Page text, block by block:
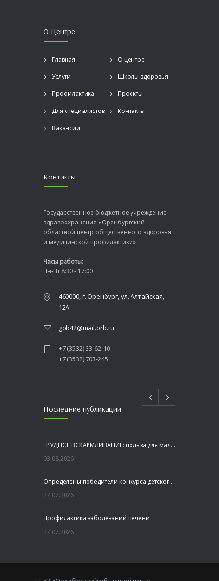
О Центре
Главная О центре
Услуги Школы здоровья
Профилактика Проекты
Для специалистов Контакты
Вакансии
Контакты
Государственное бюджетное учреждение
здравоохранения «Оренбургский
областной центр общественного здоровья
и медицинской профилактики»
Часы работы:
Пн-Пт 8:30 - 17:00
460000, г. Оренбург, ул. Алтайская,
12А
gob42@mail.orb.ru
+7 (3532) 33-62-10
+7 (3532) 703-245
Последние публикации
ГРУДНОЕ ВСКАРМЛИВАНИЕ: польза для малыша и мамы
03.08.2026
Определены победители конкурса детского рисунка «Я шагаю по Оренбуржью»
27.07.2026
Профилактика заболеваний печени
27.07.2026